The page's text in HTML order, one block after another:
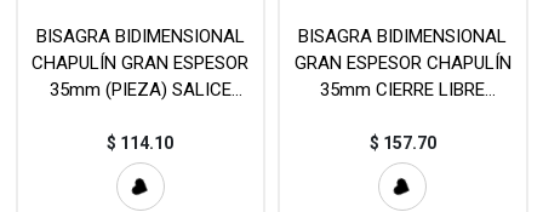
BISAGRA BIDIMENSIONAL
CHAPULÍN GRAN ESPESOR
35mm (PIEZA) SALICE
$ 114.10
BISAGRA BIDIMENSIONAL
GRAN ESPESOR CHAPULÍN
35mm CIERRE LIBRE
C2RKA99
$ 157.70